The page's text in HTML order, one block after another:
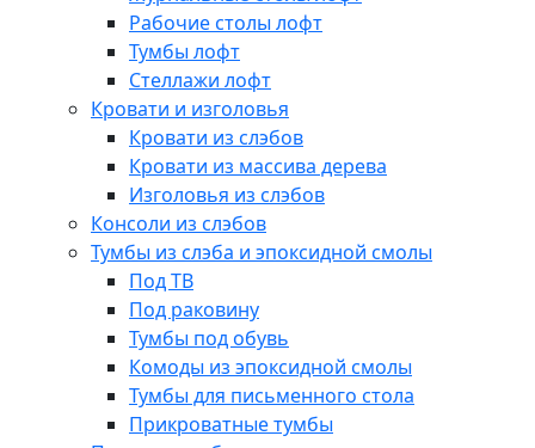
Рабочие столы лофт
Тумбы лофт
Стеллажи лофт
Кровати и изголовья
Кровати из слэбов
Кровати из массива дерева
Изголовья из слэбов
Консоли из слэбов
Тумбы из слэба и эпоксидной смолы
Под ТВ
Под раковину
Тумбы под обувь
Комоды из эпоксидной смолы
Тумбы для письменного стола
Прикроватные тумбы